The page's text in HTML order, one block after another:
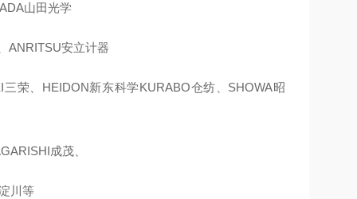
山田光学
ANRITSU安立计器
荣、HEIDON新东科学KURABO仓纺、SHOWA昭
成茂、
川等